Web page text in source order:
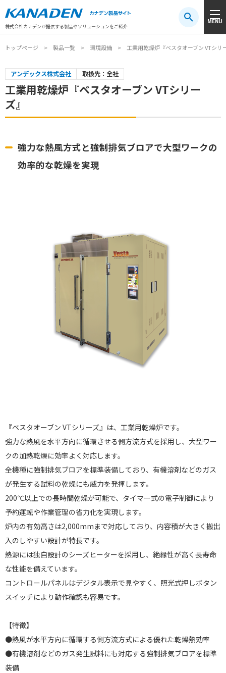
株式会社カナデンが提供する製品やソリューションをご紹介
MENU
注目キーワード#振動センサ#AGV #防爆#アシストスーツ
トップページ 製品一覧 環境設備 工業用乾燥炉『ベスタオーブン VTシリ
アンデックス株式会社 取扱先：全社
工業用乾燥炉『ベスタオーブン VTシリー
ズ』
強力な熱風方式と強制排気ブロアで大型ワークの
効率的な乾燥を実現
『ベスタオーブン VTシリーズ』は、工業用乾燥炉です。
強力な熱風を水平方向に循環させる側方流方式を採用し、大型ワー
クの加熱乾燥に効率よく対応します。
全機種に強制排気ブロアを標準装備しており、有機溶剤などのガス
が発生する試料の乾燥にも威力を発揮します。
200℃以上での長時間乾燥が可能で、タイマー式の電子制御により
予約運転や作業管理の省力化を実現します。
炉内の有効高さは2,000mmまで対応しており、内容積が大きく搬出
入のしやすい設計が特長です。
熱源には独自設計のシーズヒーターを採用し、絶縁性が高く長寿命
な性能を備えています。
コントロールパネルはデジタル表示で見やすく、照光式押しボタン
スイッチにより動作確認も容易です。
【特徴】
●熱風が水平方向に循環する側方流方式による優れた乾燥熱効率
●有機溶剤などのガス発生試料にも対応する強制排気ブロアを標準
装備